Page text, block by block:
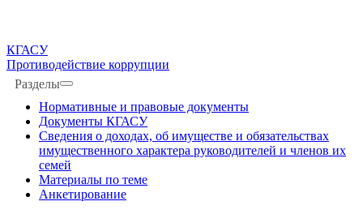
КГАСУ
Противодействие коррупции
Разделы
Нормативные и правовые документы
Документы КГАСУ
Сведения о доходах, об имуществе и обязательствах
имущественного характера руководителей и членов их
семей
Материалы по теме
Анкетирование